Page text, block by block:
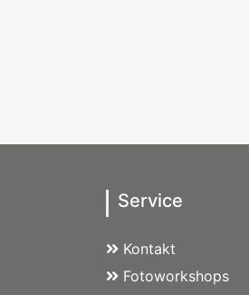
Service
Kontakt
Fotoworkshops